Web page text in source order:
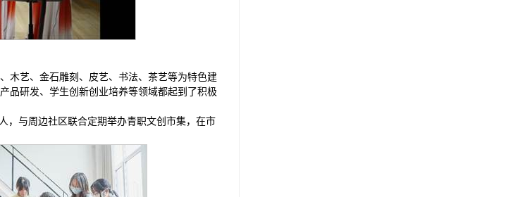
木艺、金石雕刻、皮艺、书法、茶艺等为特色建
品研发、学生创新创业培养等领域都起到了积极
，与周边社区联合定期举办青职文创市集，在市